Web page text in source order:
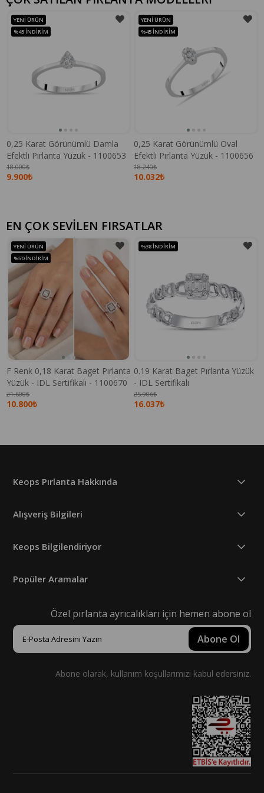
0,25 Karat Görünümlü Damla
Efektli Pırlanta Yüzük - 1100653
9.900₺
18.000₺
YENI ÜRÜN
%45 İNDIRIM
0,25 Karat Görünümlü Oval
Efektli Pırlanta Yüzük - 1100656
10.032₺
18.240₺
YENI ÜRÜN
%45 İNDIRIM
EN ÇOK SEVİLEN FIRSATLAR
F Renk 0,18 Karat Baget Pırlanta
Yüzük - IDL Sertifikalı - 1100670
10.800₺
21.600₺
YENI ÜRÜN
%50 İNDIRIM
0.19 Karat Baget Pırlanta Yüzük
- IDL Sertifikalı
16.037₺
25.906₺
%38 İNDIRIM
Keops Pırlanta Hakkında
Alışveriş Bilgileri
Keops Bilgilendiriyor
Popüler Aramalar
Özel pırlanta ayrıcalıkları için hemen abone ol
Abone Ol
Abone olarak, kullanım koşullarımızı kabul edersiniz.